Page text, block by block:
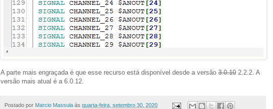
A parte mais engraçada é que esse recurso está disponível desde a versão 3.0.10 2.2.2. A
versão mais atual é a 6.0.12.
Postado por Marcio Massula às quarta-feira, setembro 30, 2020